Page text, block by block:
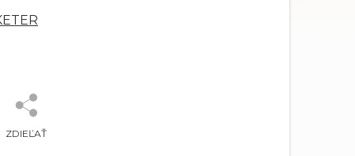
ZDIEĽAŤ